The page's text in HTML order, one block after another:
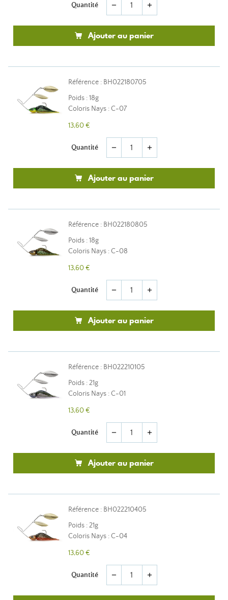
Quantité remove add
Ajouter au panier
Référence : BH022180705
Poids : 18g
Coloris Nays : C-07
13,60 €
Quantité remove add
Ajouter au panier
Référence : BH022180805
Poids : 18g
Coloris Nays : C-08
13,60 €
Quantité remove add
Ajouter au panier
Référence : BH022210105
Poids : 21g
Coloris Nays : C-01
13,60 €
Quantité remove add
Ajouter au panier
Référence : BH022210405
Poids : 21g
Coloris Nays : C-04
13,60 €
Quantité remove add